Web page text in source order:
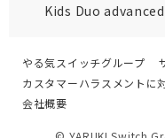
Kids Duo advanced
やる気スイッチグループ
カスタマーハラスメントに
会社概要